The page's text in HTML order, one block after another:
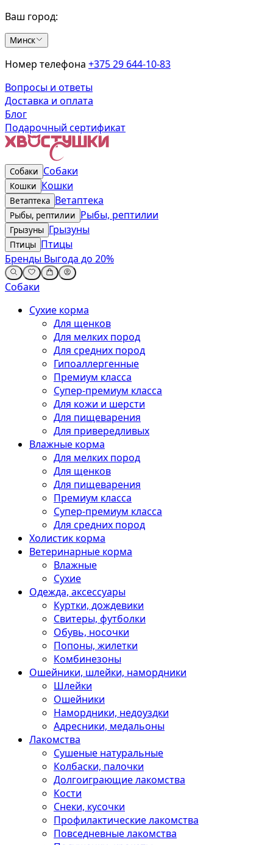
Ваш город:
Минск
Номер телефона +375 29 644-10-83
Вопросы и ответы
Доставка и оплата
Блог
Подарочный сертификат
Собаки Собаки
Кошки Кошки
Ветаптека Ветаптека
Рыбы, рептилии Рыбы, рептилии
Грызуны Грызуны
Птицы Птицы
Бренды Выгода до 20%
Собаки
Сухие корма
Для щенков
Для мелких пород
Для средних пород
Гипоаллергенные
Премиум класса
Супер-премиум класса
Для кожи и шерсти
Для пищеварения
Для привередливых
Влажные корма
Для мелких пород
Для щенков
Для пищеварения
Премиум класса
Супер-премиум класса
Для средних пород
Холистик корма
Ветеринарные корма
Влажные
Сухие
Одежда, аксессуары
Куртки, дождевики
Свитеры, футболки
Обувь, носочки
Попоны, жилетки
Комбинезоны
Ошейники, шлейки, намордники
Шлейки
Ошейники
Намордники, недоуздки
Адресники, медальоны
Лакомства
Сушеные натуральные
Колбаски, палочки
Долгоиграющие лакомства
Кости
Снеки, кусочки
Профилактические лакомства
Повседневные лакомства